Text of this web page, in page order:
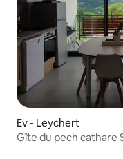
Ev - Leychert
Gîte du pech cathare